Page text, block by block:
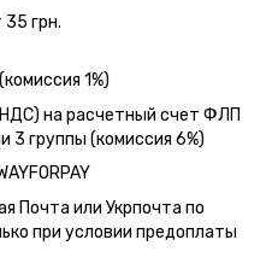
грн.
1%)
на расчетный счет ФЛП
3 группы (комиссия 6%)
Почта или Укрпочта по
при условии предоплаты